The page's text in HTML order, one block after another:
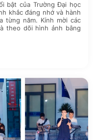
bật của Trường Đại học
khắc đáng nhớ và hành
từng năm. Kính mời các
theo dõi hình ảnh bằng